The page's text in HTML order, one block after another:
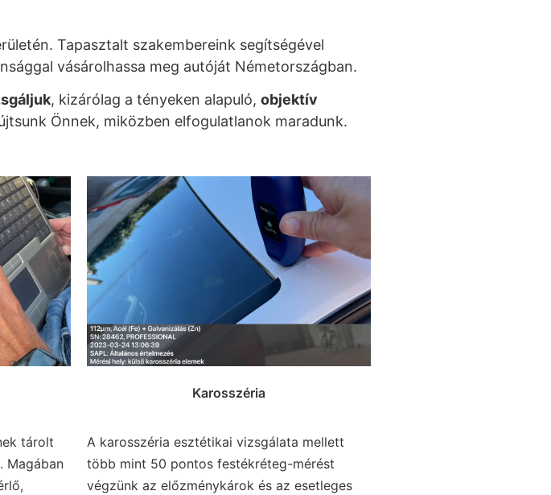
Tapasztalt szakembereink segítségével
vásárolhassa meg autóját Németországban.
, kizárólag a tényeken alapuló, objektív
Önnek, miközben elfogulatlanok maradunk.
tárolt
Magában
Karosszéria
A karosszéria esztétikai vizsgálata mellett
több mint 50 pontos festékréteg-mérést
végzünk az előzménykárok és az esetleges